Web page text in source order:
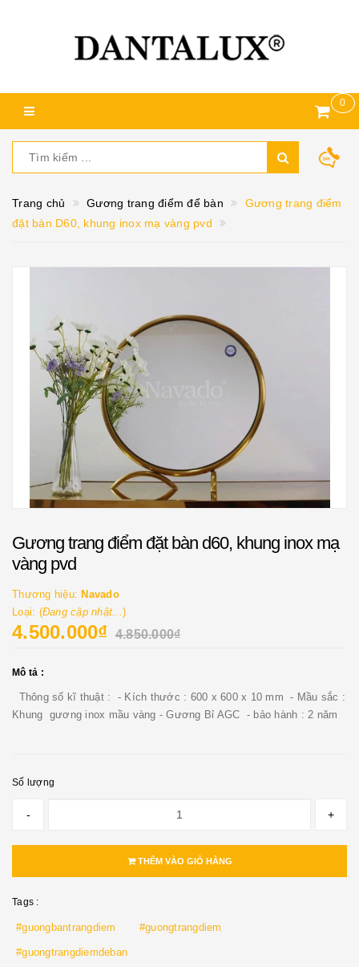
0
Trang chủ Gương trang điểm để bàn
Gương trang điểm
đặt bàn D60, khung inox mạ vàng pvd
Gương trang điểm đặt bàn d60, khung inox mạ
vàng pvd
Thương hiệu: Navado
Loại: (Đang cập nhật...)
4.500.000₫ 4.850.000₫
Mô tả :
Thông số kĩ thuật : - Kích thước : 600 x 600 x 10 mm - Mầu sắc :
Khung gương inox mầu vàng - Gương Bỉ AGC - bảo hành : 2 năm
Số lượng
- +
THÊM VÀO GIỎ HÀNG
Tags :
#guongbantrangdiem #guongtrangdiem
#guongtrangdiemdeban